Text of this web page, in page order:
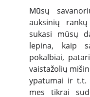
Mūsų
auksinių
sukasi mūsų
lepina, kaip
pokalbiai,
vaistažolių
ypatumai ir t.t.
mes tikrai